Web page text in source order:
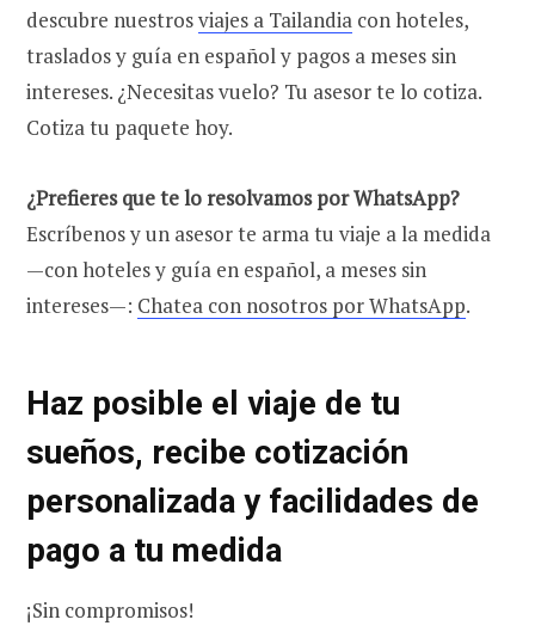
descubre nuestrosviajes a Tailandia con hoteles,
traslados y guía en español y pagos a meses sin
intereses. ¿Necesitas vuelo? Tu asesor te lo cotiza.
Cotiza tu paquete hoy.
¿Prefieres que te lo resolvamos por WhatsApp?
Escríbenos y un asesor te arma tu viaje a la medida
—con hoteles y guía en español, a meses sin
intereses—: Chatea con nosotros por WhatsApp.
Haz posible el viaje de tu
sueños, recibe cotización
personalizada y facilidades de
pago a tu medida
¡Sin compromisos!